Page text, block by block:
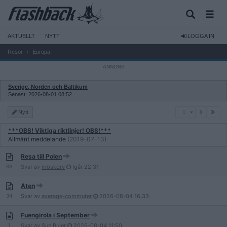
AKTUELLT NYTT LOGGA IN
Resor Europa
Sverige, Norden och Baltikum
Senast: 2026-08-01 08:52
Nytt
***OBS! Viktiga riktlinjer! OBS!***
Allmänt meddelande (2019-07-13)
88
Resa till Polen
Svar av moskorv Igår 22:31
34
Aten
Svar av average-commuter 2026-08-04 16:33
1
Fuengirola i September
Svar av Sun Ruler 2026-08-04 11:50